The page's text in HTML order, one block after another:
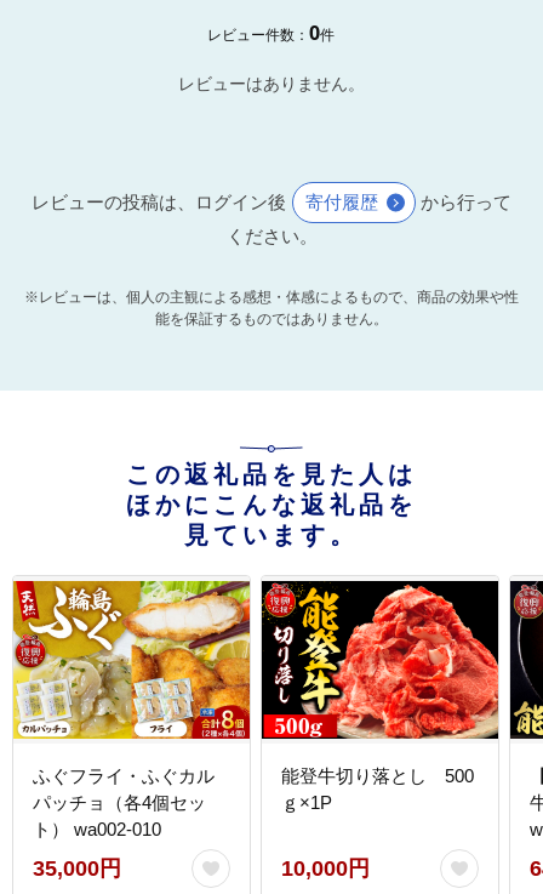
レビュー件数：0件
レビューはありません。
レビューの投稿は、ログイン後 寄付履歴
から行って
ください。
※レビューは、個人の主観による感想・体感によるもので、商品の効果や性
能を保証するものではありません。
この返礼品を見た人は
ほかにこんな返礼品を
見ています。
ふぐフライ・ふぐカル
パッチョ（各4個セッ
ト） wa002-010
35,000円
能登牛切り落とし 500
ｇ×1P
10,000円